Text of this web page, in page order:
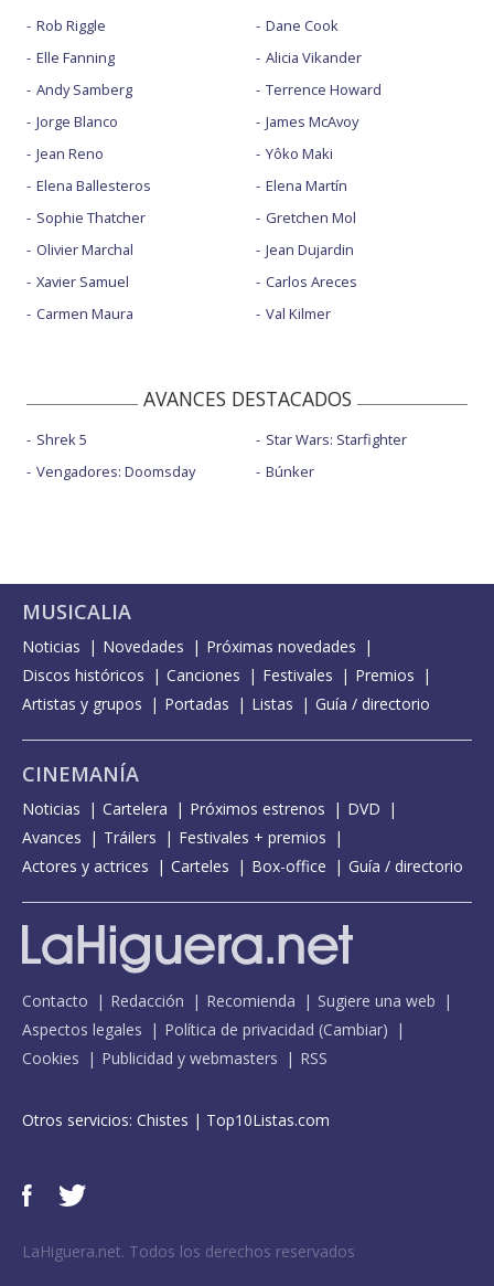
Rob Riggle
Elle Fanning
Andy Samberg
Jorge Blanco
Jean Reno
Elena Ballesteros
Sophie Thatcher
Olivier Marchal
Xavier Samuel
Carmen Maura
Dane Cook
Alicia Vikander
Terrence Howard
James McAvoy
Yôko Maki
Elena Martín
Gretchen Mol
Jean Dujardin
Carlos Areces
Val Kilmer
AVANCES DESTACADOS
Shrek 5
Vengadores: Doomsday
Star Wars: Starfighter
Búnker
MUSICALIA
Noticias Novedades
Próximas novedades
Discos históricos
Canciones Festivales
Premios
Artistas y grupos
Portadas Listas Guía / directorio
CINEMANÍA
Noticias Cartelera Próximos estrenos
DVD
Avances
Tráilers
Festivales + premios
Actores y actrices
Carteles Box-office Guía / directorio
Contacto Redacción Recomienda
Sugiere una web
Aspectos legales
Política de privacidad (Cambiar)
Cookies
Publicidad y webmasters RSS
Otros servicios: Chistes | Top10Listas.com
LaHiguera.net. Todos los derechos reservados